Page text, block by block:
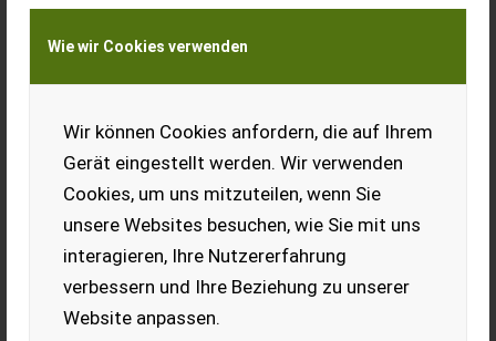
Wie wir Cookies verwenden
Wir können Cookies anfordern, die auf Ihrem
Gerät eingestellt werden. Wir verwenden
Cookies, um uns mitzuteilen, wenn Sie
unsere Websites besuchen, wie Sie mit uns
interagieren, Ihre Nutzererfahrung
verbessern und Ihre Beziehung zu unserer
Website anpassen.
Meine Transportkostenanfrage
Transport von Land- und Baumaschinen –
KEINE Tiertransporte
Ladeort
Ort